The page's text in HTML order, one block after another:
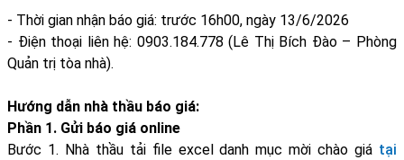
- Thời gian nhận báo giá: trước 16h00, ngày 13/6/2026
- Điện thoại liên hệ: 0903.184.778 (Lê Thị Bích Đào – Phòng
Quản trị tòa nhà).
Hướng dẫn nhà thầu báo giá:
Phần 1. Gửi báo giá online
Bước 1. Nhà thầu tải file excel danh mục mời chào giá tại